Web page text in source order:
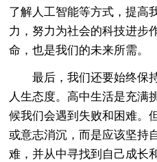
了解人工智能等方式，提高
力，努力为社会的科技进步
命，也是我们的未来所需。
最后，我们还要始终保
人生态度。高中生活是充满
候我们会遇到失败和困难。
或意志消沉，而是应该坚持
难，并从中寻找到自己成长